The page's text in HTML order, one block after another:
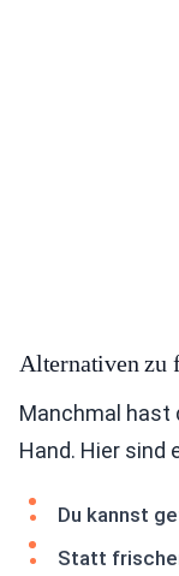
Alternativen zu
Manchmal hast
Hand. Hier sind
Du kannst
Statt